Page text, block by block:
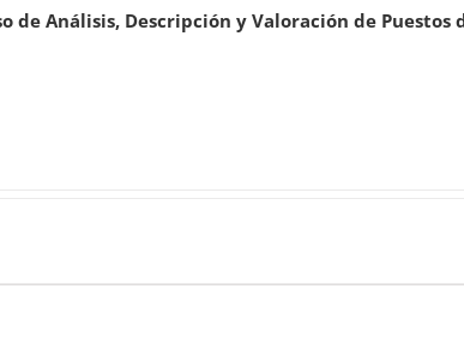
de Análisis, Descripción y Valoración de Puestos